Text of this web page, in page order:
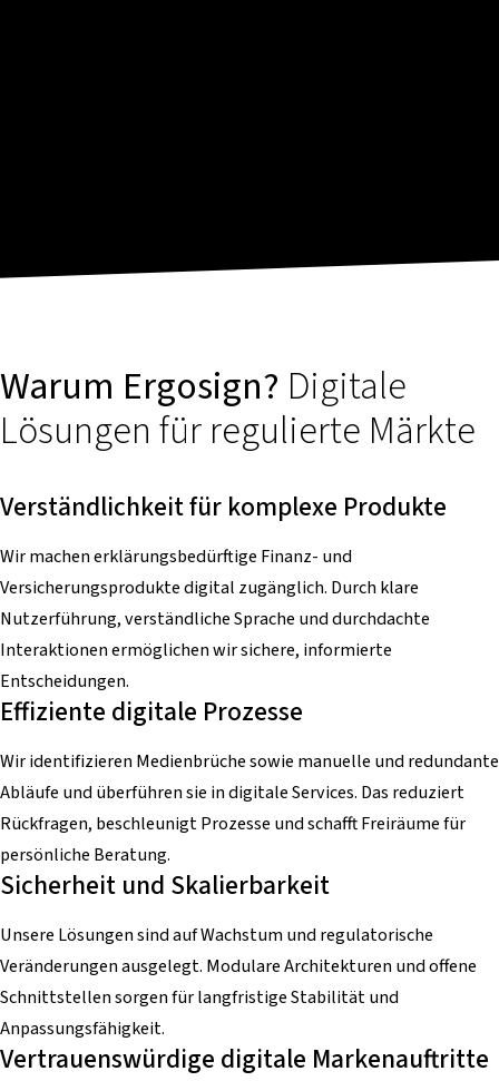
Warum Ergosign? Digitale
Lösungen für regulierte Märkte
Verständlichkeit für komplexe Produkte
Wir machen erklärungsbedürftige Finanz- und
Versicherungsprodukte digital zugänglich. Durch klare
Nutzerführung, verständliche Sprache und durchdachte
Interaktionen ermöglichen wir sichere, informierte
Entscheidungen.
Effiziente digitale Prozesse
Wir identifizieren Medienbrüche sowie manuelle und redundante
Abläufe und überführen sie in digitale Services. Das reduziert
Rückfragen, beschleunigt Prozesse und schafft Freiräume für
persönliche Beratung.
Sicherheit und Skalierbarkeit
Unsere Lösungen sind auf Wachstum und regulatorische
Veränderungen ausgelegt. Modulare Architekturen und offene
Schnittstellen sorgen für langfristige Stabilität und
Anpassungsfähigkeit.
Vertrauenswürdige digitale Markenauftritte